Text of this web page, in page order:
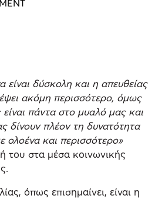
είναι δύσκολη και η απευθείας
ακόμη περισσότερο, όμως
πάντα στο μυαλό μας και
δίνουν πλέον τη δυνατότητα
ολοένα και περισσότερο»
του στα μέσα κοινωνικής
όπως επισημαίνει, είναι η